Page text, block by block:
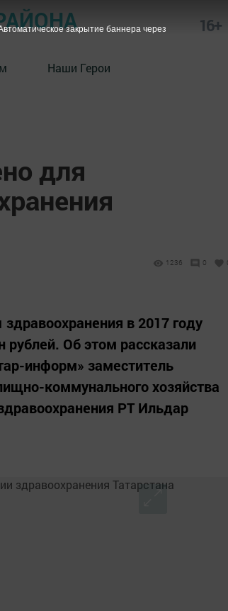
16+
Наши Герои
для
1236 0
в 2017 году
Об этом рассказали
информ» заместитель
коммунального хозяйства
РТ Ильдар
закрытие баннера через